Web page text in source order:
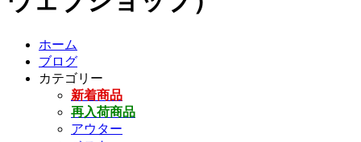
ホーム
ブログ
カテゴリー
新着商品
再入荷商品
アウター